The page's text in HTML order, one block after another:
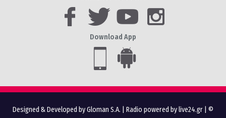
Download App
Designed & Developed by Gloman S.A. Radio powered by live24.gr | ©